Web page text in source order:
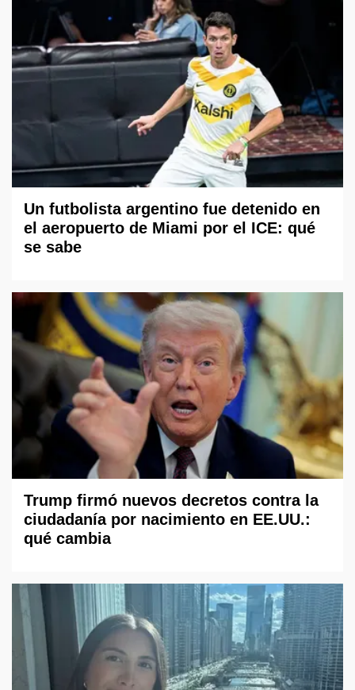
Un futbolista argentino fue detenido en
el aeropuerto de Miami por el ICE: qué
se sabe
Trump firmó nuevos decretos contra la
ciudadanía por nacimiento en EE.UU.:
qué cambia